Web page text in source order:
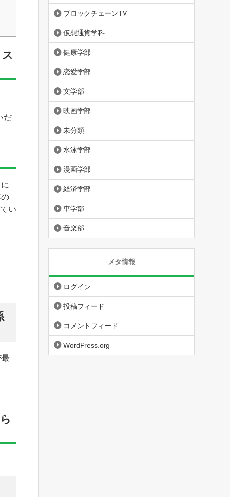
だ
の
い
ブロックチェーンTV
仮想通貨学科
健康学部
恋愛学部
文学部
映画学部
未分類
水泳学部
漫画学部
経済学部
車学部
音楽部
メタ情報
ログイン
投稿フィード
コメントフィード
WordPress.org